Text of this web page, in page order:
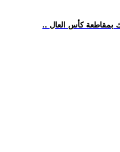
بمقاطعة كأس العال